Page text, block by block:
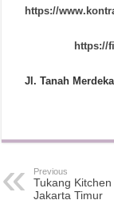
https://
https://
Jl. Tanah
Previous
Tukang
Jakarta Timur